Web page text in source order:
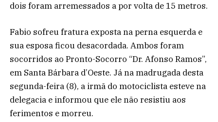
dois foram arremessados a por volta de 15 metros.
Fabio sofreu fratura exposta na perna esquerda e
sua esposa ficou desacordada. Ambos foram
socorridos ao Pronto-Socorro “Dr. Afonso Ramos”,
em Santa Bárbara d’Oeste. Já na madrugada desta
segunda-feira (8), a irmã do motociclista esteve na
delegacia e informou que ele não resistiu aos
ferimentos e morreu.